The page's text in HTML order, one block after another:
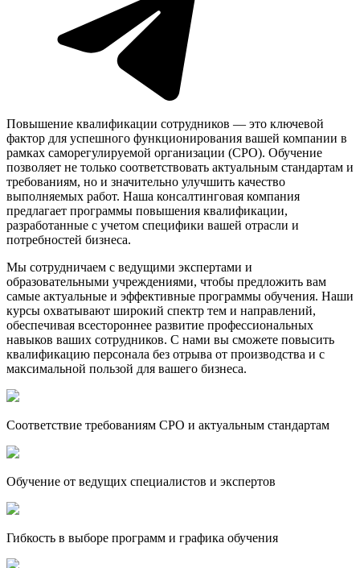
Повышение квалификации сотрудников — это ключевой
фактор для успешного функционирования вашей компании в
рамках саморегулируемой организации (СРО). Обучение
позволяет не только соответствовать актуальным стандартам и
требованиям, но и значительно улучшить качество
выполняемых работ. Наша консалтинговая компания
предлагает программы повышения квалификации,
разработанные с учетом специфики вашей отрасли и
потребностей бизнеса.
Мы сотрудничаем с ведущими экспертами и
образовательными учреждениями, чтобы предложить вам
самые актуальные и эффективные программы обучения. Наши
курсы охватывают широкий спектр тем и направлений,
обеспечивая всестороннее развитие профессиональных
навыков ваших сотрудников. С нами вы сможете повысить
квалификацию персонала без отрыва от производства и с
максимальной пользой для вашего бизнеса.
Соответствие требованиям СРО и актуальным стандартам
Обучение от ведущих специалистов и экспертов
Гибкость в выборе программ и графика обучения